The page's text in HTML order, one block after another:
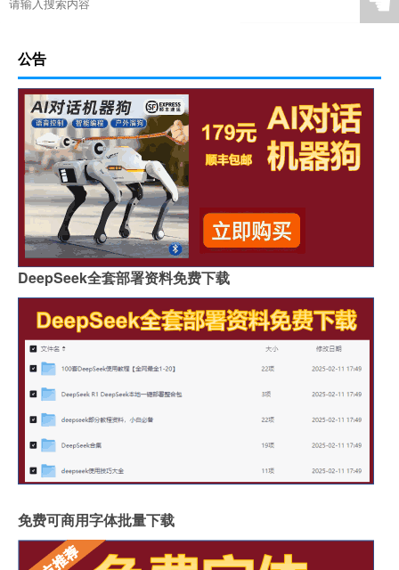
公告
DeepSeek全套部署资料免费下载
免费可商用字体批量下载